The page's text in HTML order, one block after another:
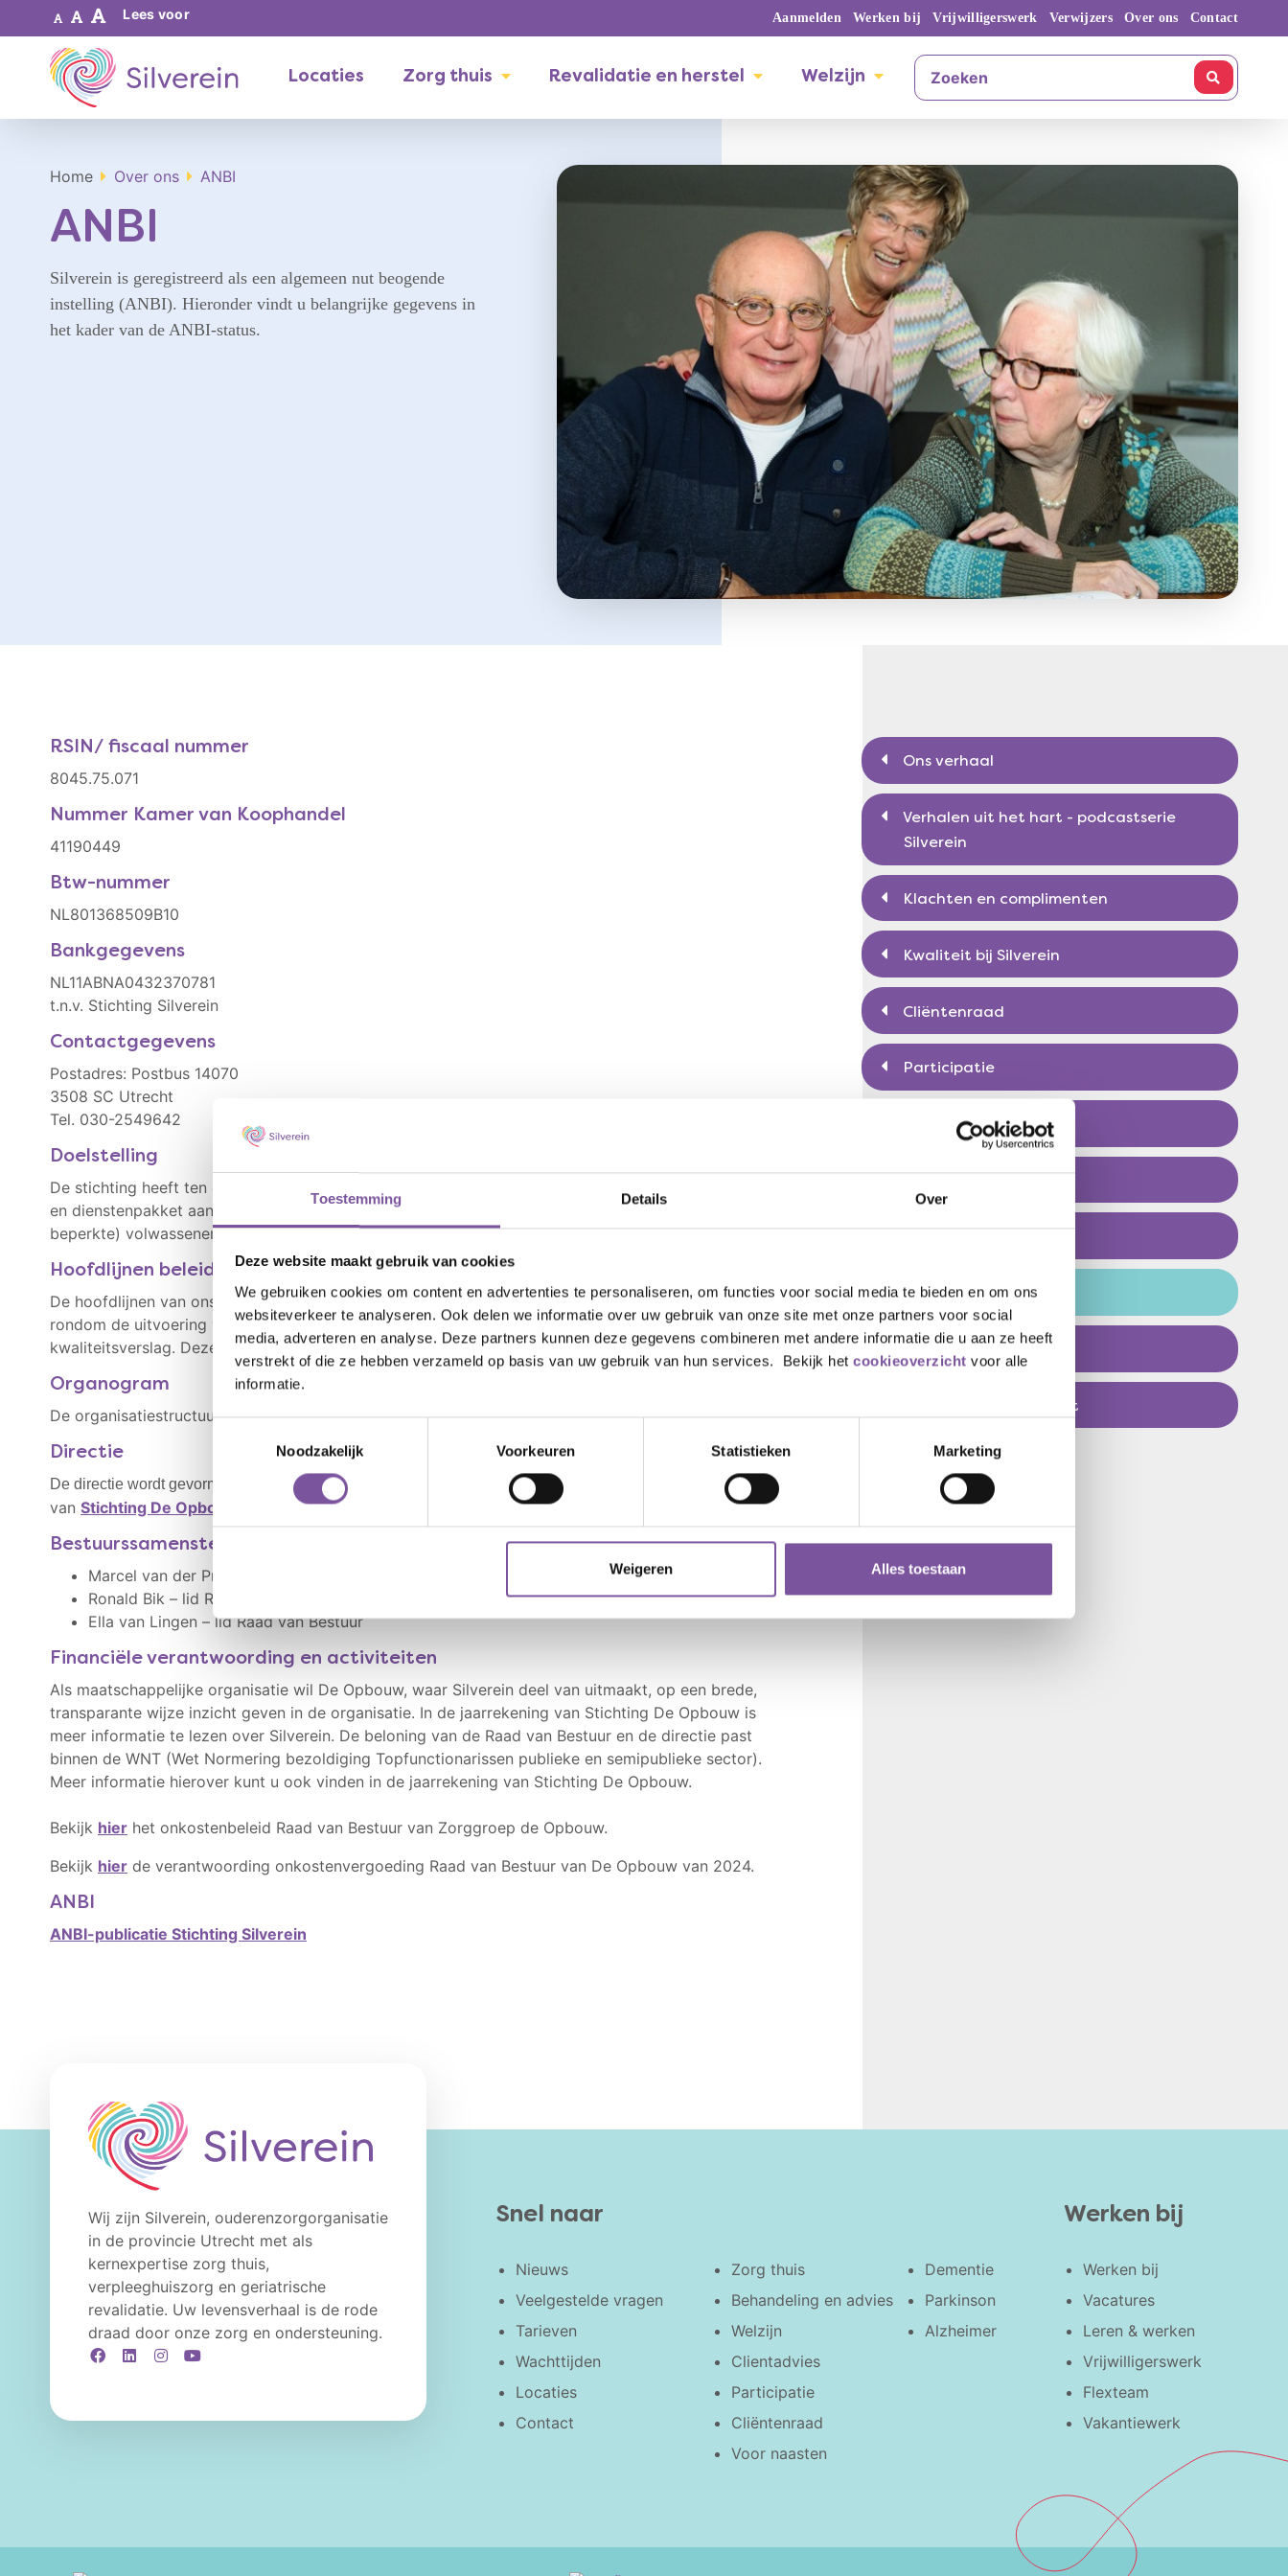
Toestemming Details Over
Deze website maakt gebruik van cookies
We gebruiken cookies om content en advertenties te personaliseren, om functies voor social media te bieden en om ons
websiteverkeer te analyseren. Ook delen we informatie over uw gebruik van onze site met onze partners voor social
media, adverteren en analyse. Deze partners kunnen deze gegevens combineren met andere informatie die u aan ze heeft
verstrekt of die ze hebben verzameld op basis van uw gebruik van hun services. Bekijk het cookieoverzicht voor alle
informatie.
Noodzakelijk
Voorkeuren Statistieken Marketing
Weigeren Alles toestaan
Lees voor Aanmelden Werken bij Vrijwilligerswerk Verwijzers Over ons Contact
Locaties Zorg thuis Revalidatie en herstel Welzijn
Home Over ons ANBI
ANBI
Silverein is geregistreerd als een algemeen nut beogende
instelling (ANBI). Hieronder vindt u belangrijke gegevens in
het kader van de ANBI-status.
RSIN/ fiscaal nummer
8045.75.071
Nummer Kamer van Koophandel
41190449
Btw-nummer
NL801368509B10
Bankgegevens
NL11ABNA0432370781
t.n.v. Stichting Silverein
Contactgegevens
Postadres: Postbus 14070
3508 SC Utrecht
Tel. 030-2549642
Doelstelling
De stichting heeft ten doel een op individuele wensen en behoeften passend woon;- zorg;- welzijns-
en dienstenpakket aan te bieden aan met name ouderen, en tevens aan (lichamelijk
beperkte) volwassenen.
Hoofdlijnen beleidsplan
De hoofdlijnen van ons beleid worden jaarlijks vastgelegd in het kwaliteitsplan. De stand van zaken
rondom de uitvoering van het kwaliteitsplan worden jaarlijks gerapporteerd middels het
kwaliteitsverslag. Deze ishierte vinden.
Organogram
De organisatiestructuur van Silverein is in te zien via het organogram. Deze ishierte vinden.
Directie
De directie wordt gevormd door Brigitte Jacobs en Jan-Pieter Maas (interim).
Silverein maakt onderdeel uit
van Stichting De Opbouw
Bestuurssamenstelling De Opbouw
Marcel van der Priem – voorzitter Raad van Bestuur
Ronald Bik – lid Raad van Bestuur
Ella van Lingen – lid Raad van Bestuur
Financiële verantwoording en activiteiten
Als maatschappelijke organisatie wil De Opbouw, waar Silverein deel van uitmaakt, op een brede,
transparante wijze inzicht geven in de organisatie. In de jaarrekening van Stichting De Opbouw is
meer informatie te lezen over Silverein. De beloning van de Raad van Bestuur en de directie past
binnen de WNT (Wet Normering bezoldiging Topfunctionarissen publieke en semipublieke sector).
Meer informatie hierover kunt u ook vinden in de jaarrekening van Stichting De Opbouw.
Bekijk hier het onkostenbeleid Raad van Bestuur van Zorggroep de Opbouw.
Bekijk hier de verantwoording onkostenvergoeding Raad van Bestuur van De Opbouw van 2024.
ANBI
ANBI-publicatie Stichting Silverein
Ons verhaal
Verhalen uit het hart - podcastserie
Silverein
Klachten en complimenten
Kwaliteit bij Silverein
Cliëntenraad
Participatie
Voor naasten
ANBI
Team van de Toekomst
Wij zijn Silverein, ouderenzorgorganisatie
in de provincie Utrecht met als
kernexpertise zorg thuis,
verpleeghuiszorg en geriatrische
revalidatie. Uw levensverhaal is de rode
draad door onze zorg en ondersteuning.
FacebookLinkedInInstagram
Snel naar
Nieuws
Veelgestelde vragen
Tarieven
Wachttijden
Locaties
Contact
Zorg thuis
Behandeling en advies
Welzijn
Clientadvies
Participatie
Cliëntenraad
Voor naasten
Dementie
Parkinson
Alzheimer
Werken bij
Werken bij
Vacatures
Leren & werken
Vrijwilligerswerk
Flexteam
Vakantiewerk